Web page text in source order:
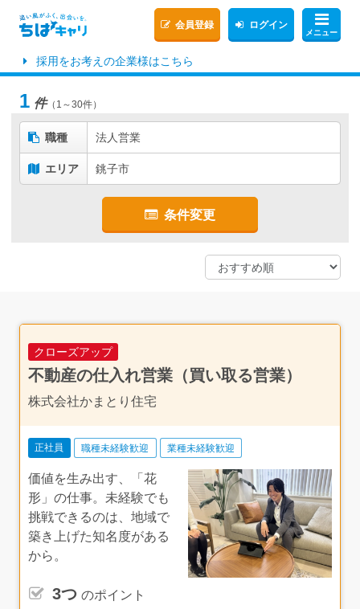
メニュー
会員登録 ログイン
採用をお考えの企業様はこちら
1 件（1～30件）
職種 法人営業
エリア 銚子市
条件変更
クローズアップ
不動産の仕入れ営業（買い取る営業）
株式会社かまとり住宅
正社員 職種未経験歓迎 業種未経験歓迎
価値を生み出す、「花
形」の仕事。未経験でも
挑戦できるのは、地域で
築き上げた知名度がある
から。
3つ のポイント